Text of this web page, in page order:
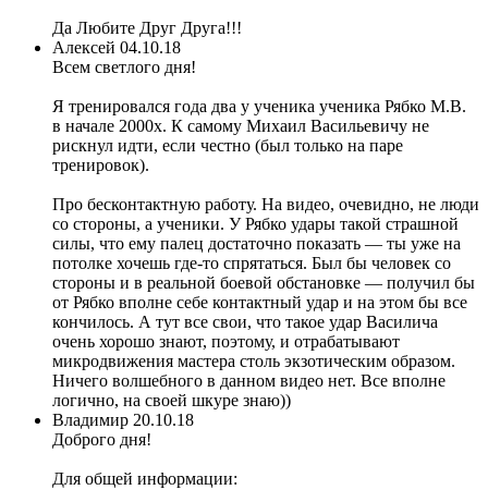
Да Любите Друг Друга!!!
Алексей 04.10.18
Всем светлого дня!
Я тренировался года два у ученика ученика Рябко М.В.
в начале 2000х. К самому Михаил Васильевичу не
рискнул идти, если честно (был только на паре
тренировок).
Про бесконтактную работу. На видео, очевидно, не люди
со стороны, а ученики. У Рябко удары такой страшной
силы, что ему палец достаточно показать — ты уже на
потолке хочешь где-то спрятаться. Был бы человек со
стороны и в реальной боевой обстановке — получил бы
от Рябко вполне себе контактный удар и на этом бы все
кончилось. А тут все свои, что такое удар Василича
очень хорошо знают, поэтому, и отрабатывают
микродвижения мастера столь экзотическим образом.
Ничего волшебного в данном видео нет. Все вполне
логично, на своей шкуре знаю))
Владимир 20.10.18
Доброго дня!
Для общей информации: